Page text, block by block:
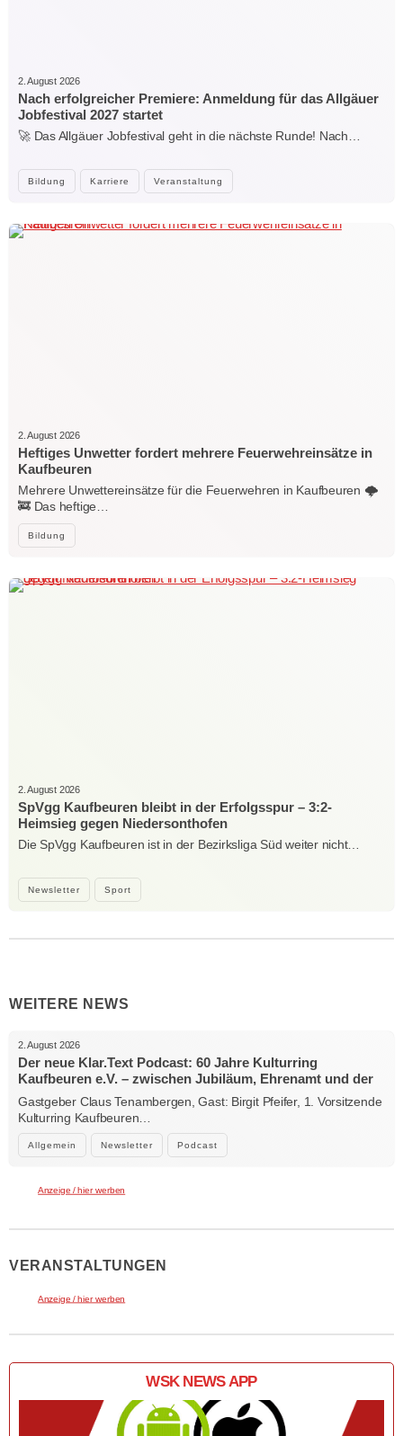
Bildung Karriere Veranstaltung
2. August 2026
Nach erfolgreicher Premiere: Anmeldung für das Allgäuer
Jobfestival 2027 startet
🚀 Das Allgäuer Jobfestival geht in die nächste Runde! Nach…
Bildung
2. August 2026
Heftiges Unwetter fordert mehrere Feuerwehreinsätze in
Kaufbeuren
Mehrere Unwettereinsätze für die Feuerwehren in Kaufbeuren 🌩️
🚒 Das heftige…
Newsletter Sport
2. August 2026
SpVgg Kaufbeuren bleibt in der Erfolgsspur – 3:2-
Heimsieg gegen Niedersonthofen
Die SpVgg Kaufbeuren ist in der Bezirksliga Süd weiter nicht…
WEITERE NEWS
Allgemein Newsletter Podcast
2. August 2026
Der neue Klar.Text Podcast: 60 Jahre Kulturring
Kaufbeuren e.V. – zwischen Jubiläum, Ehrenamt und der
Kraft der Kultur
Gastgeber Claus Tenambergen, Gast: Birgit Pfeifer, 1. Vorsitzende
Kulturring Kaufbeuren…
Anzeige / hier werben
VERANSTALTUNGEN
Anzeige / hier werben
WSK NEWS APP